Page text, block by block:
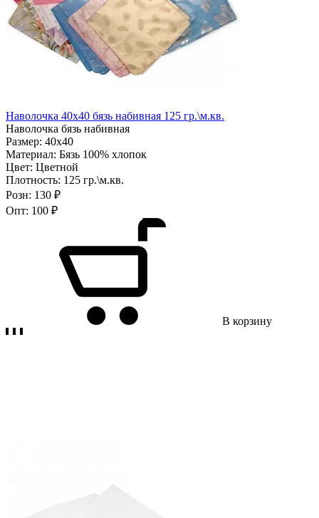
Наволочка 40х40 бязь набивная 125 гр.\м.кв.
Наволочка бязь набивная
Размер: 40х40
Материал: Бязь 100% хлопок
Цвет: Цветной
Плотность: 125 гр.\м.кв.
Розн: 130 ₽
Опт: 100 ₽
В корзину